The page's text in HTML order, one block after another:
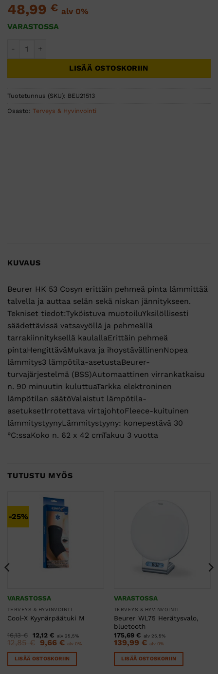
48,99 € alv 0%
VARASTOSSA
LISÄÄ OSTOSKORIIN
Tuotetunnus (SKU): BEU21513
Osasto: Terveys & Hyvinvointi
KUVAUS
Beurer HK 53 Cosyn erittäin pehmeä pinta lämmittää
talvella ja auttaa selän sekä niskan jännitykseen.
Tekniset tiedot:Tyköistuva muotoiluYksilöllisesti
säädettävissä vatsavyöllä ja pehmeällä
tarrakiinnityksellä kaulallaErittäin pehmeä
pintaHengittäväMukava ja ihoystävällinenNopea
lämmitys3 lämpötila-asetustaBeurer-
turvajärjestelmä (BSS)Automaattinen virrankatkaisu
n. 90 minuutin kuluttuaTarkka elektroninen
lämpötilan säätöValaistut lämpötila-
asetuksetIrrotettava virtajohtoFleece-kuituinen
lämmitystyynyLämmitystyyny: konepestävä 30
°C:ssaKoko n. 62 x 42 cmTakuu 3 vuotta
TUTUSTU MYÖS
-25%
VARASTOSSA
TERVEYS & HYVINVOINTI
Cool-X Kyynärpäätuki M
16,13€ Alkuperäinen
hinta
oli:
16,13 €.
12,12 €Nykyinen
hinta
on:
12,12 €.
alv 25,5%
12,85€
Alkuperäinen
hinta
oli:
12,85 €.
9,66 €Nykyinen
hinta
on:
9,66 €.
alv 0%
LISÄÄ OSTOSKORIIN
VARASTOSSA
TERVEYS & HYVINVOINTI
Beurer WL75 Herätysvalo,
bluetooth
175,69 € alv 25,5%
139,99 € alv 0%
LISÄÄ OSTOSKORIIN